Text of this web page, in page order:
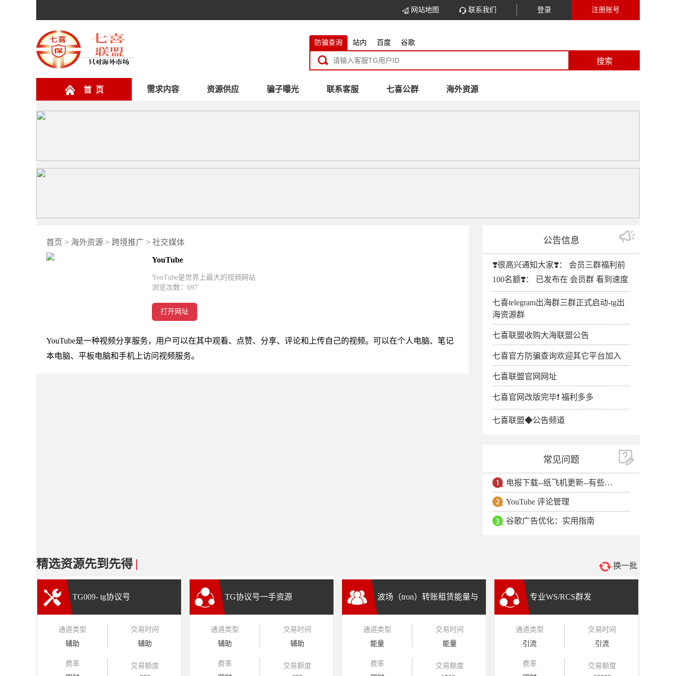
注册账号
登录
联系我们
网站地图
防骗查询 站内 百度 谷歌
搜索
首 页 需求内容 资源供应 骗子曝光 联系客服 七喜公群 海外资源
首页 > 海外资源 > 跨境推广 > 社交媒体
YouTube
YouTube是世界上最大的视频网站
浏览次数： 697
打开网址
YouTube是一种视频分享服务，用户可以在其中观看、点赞、分享、评论和上传自己的视频。可以在个人电脑、笔记
本电脑、平板电脑和手机上访问视频服务。
公告信息
❣️很高兴通知大家❣️： 会员三群福利前
100名额❣️： 已发布在 会员群 看到速度
七喜telegram出海群三群正式启动-tg出
海资源群
七喜联盟收购大海联盟公告
七喜官方防骗查询欢迎其它平台加入
七喜联盟官网网址
七喜官网改版完毕❗️ 福利多多
七喜联盟◆公告频道
常见问题
电报下载--纸飞机更新--有些用户安卓手机无法更新电报软件
YouTube 评论管理
谷歌广告优化：实用指南
精选资源先到先得 | 换一批
TG009- tg协议号
通道类型
辅助
交易时间
辅助
费率
交易额度
TG协议号一手资源
通道类型
辅助
交易时间
辅助
费率
交易额度
波场（tron）转账租赁能量与
通道类型
能量
交易时间
能量
费率
交易额度
专业WS/RCS群发
通道类型
引流
交易时间
引流
费率
交易额度